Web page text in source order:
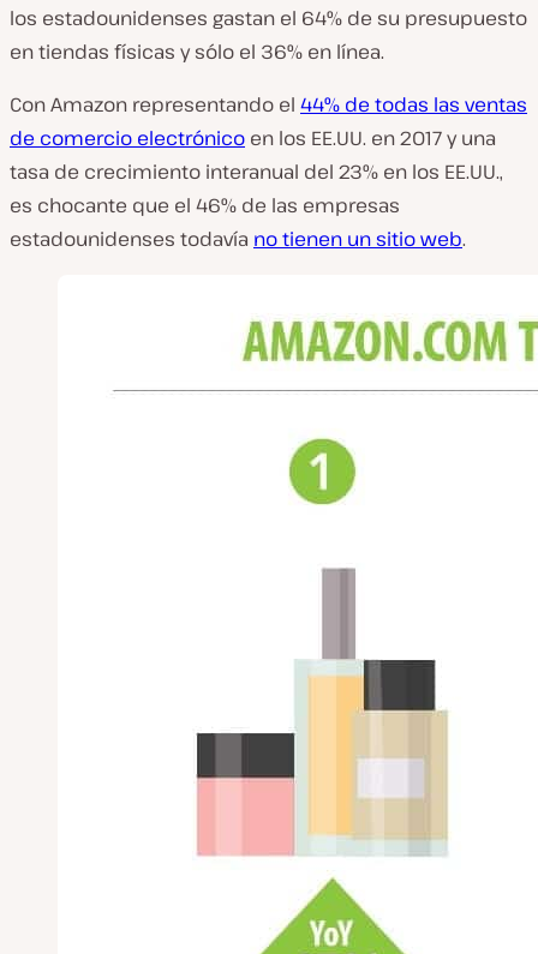
los estadounidenses gastan el 64% de su presupuesto
en tiendas físicas y sólo el 36% en línea.
Con Amazon representando el 44% de todas las ventas
de comercio electrónico en los EE.UU. en 2017 y una
tasa de crecimiento interanual del 23% en los EE.UU.,
es chocante que el 46% de las empresas
estadounidenses todavía no tienen un sitio web.